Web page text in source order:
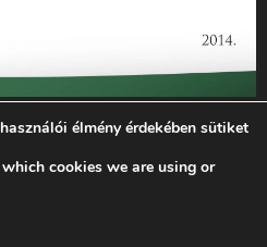
2014. évi működésének
14-P-0121 sz. támogatási
Ft összegben támogatta az
Minisztériuma.”
élmény érdekében sütiket
cookies we are using or